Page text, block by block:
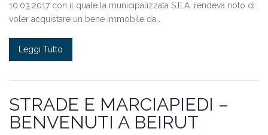
10.03.2017 con il quale la municipalizzata S.E.A. rendeva noto di
voler acquistare un bene immobile da…
Leggi Tutto
STRADE E MARCIAPIEDI –
BENVENUTI A BEIRUT